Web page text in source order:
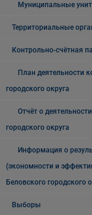
Муниципальные
Территориальные
Контрольно-счётная
План деятельности
городского округа
Отчёт о
городского округа
Информация о
(экономности и
Беловского городского
Выборы